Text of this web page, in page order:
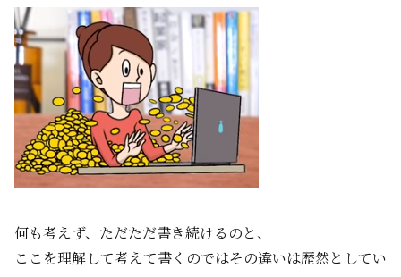
何も考えず、ただただ書き続けるのと、
ここを理解して考えて書くのではその違いは歴然としてい